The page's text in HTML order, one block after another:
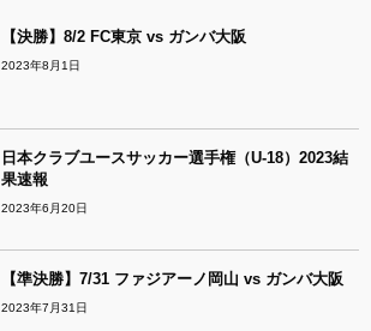
【決勝】8/2 FC東京 vs ガンバ大阪
2023年8月1日
日本クラブユースサッカー選手権（U-18）2023結
果速報
2023年6月20日
【準決勝】7/31 ファジアーノ岡山 vs ガンバ大阪
2023年7月31日